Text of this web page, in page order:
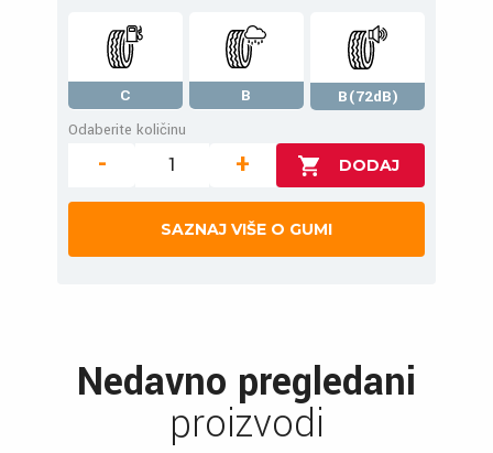
C B
B(72dB)
Odaberite količinu
- +
SAZNAJ VIŠE O GUMI
Nedavno pregledani
proizvodi